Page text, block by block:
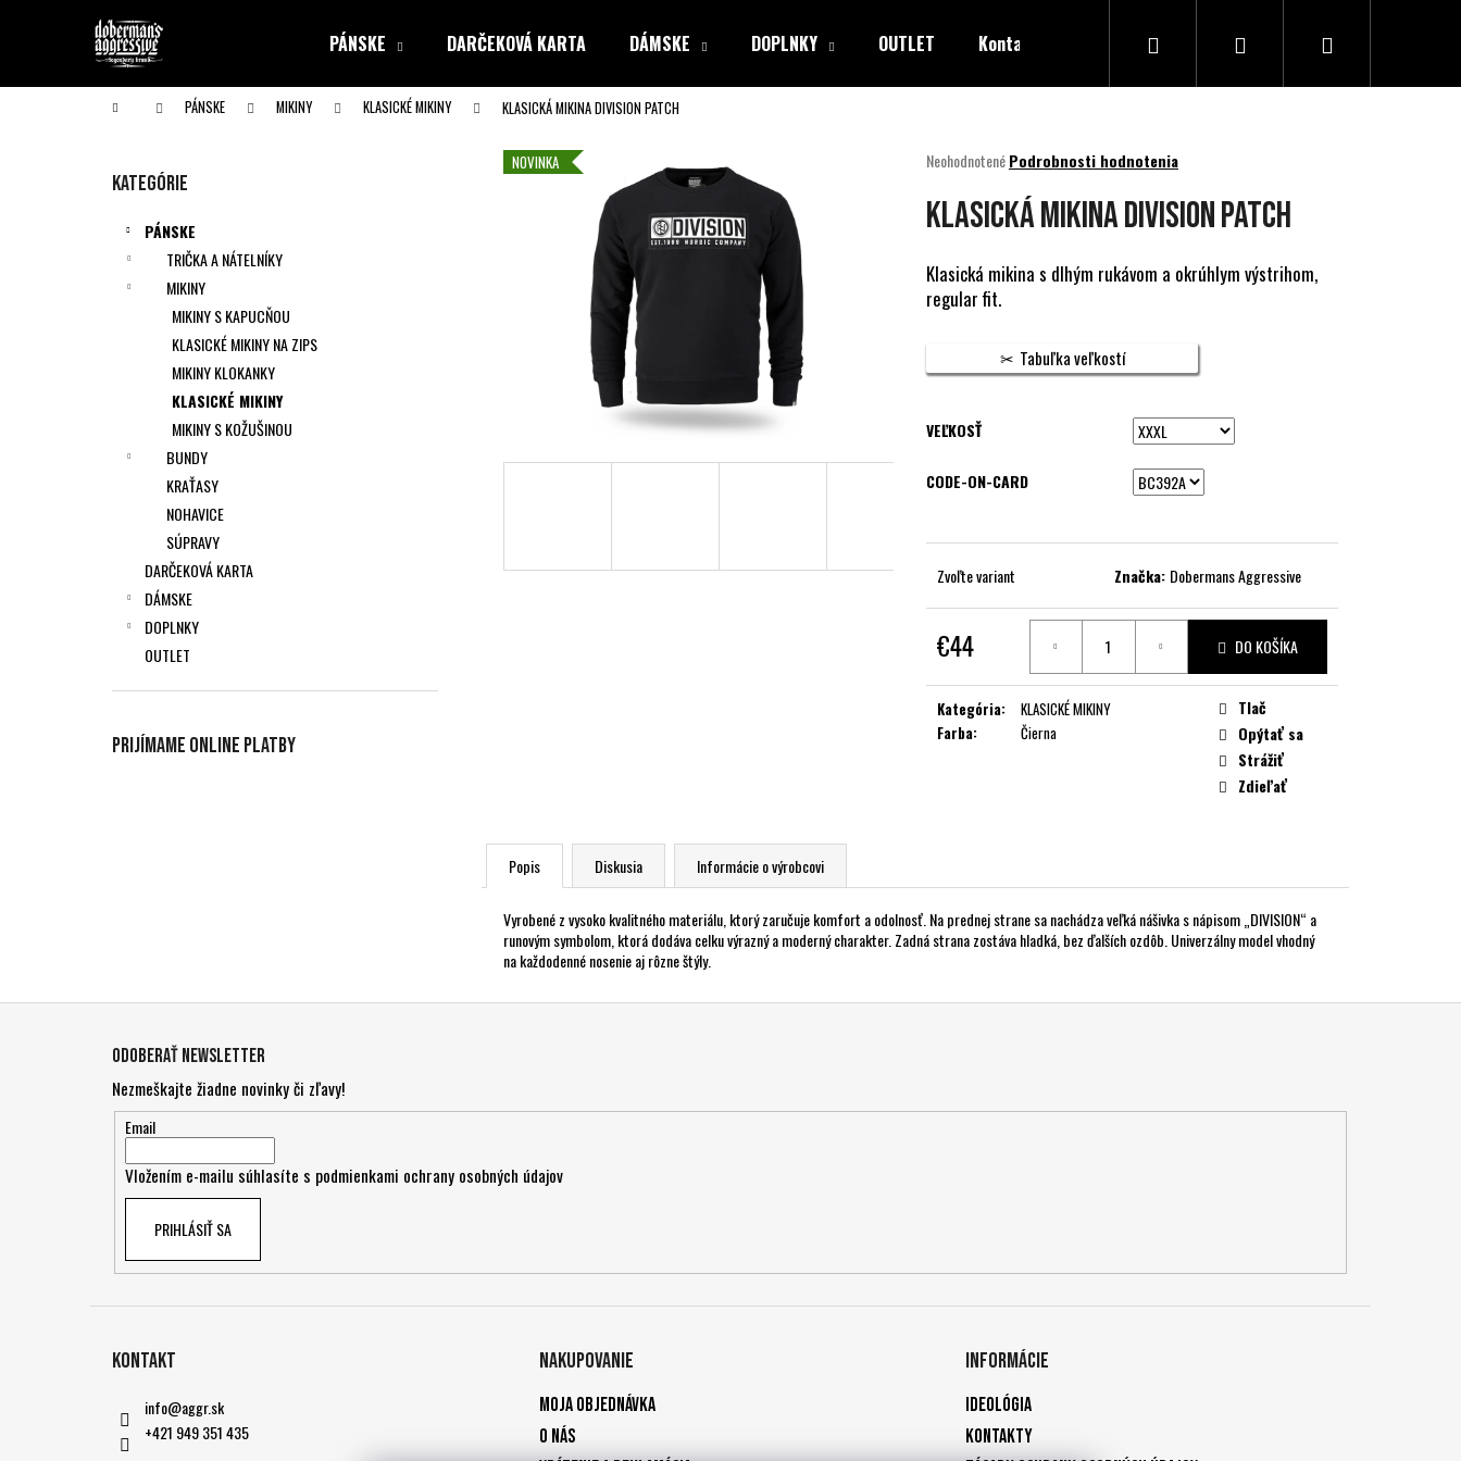
PÁNSKE DARČEKOVÁ KARTA DÁMSKE DOPLNKY OUTLET Kontakty Hľadať PrihlásenieNákupný
Domov PÁNSKE MIKINY KLASICKÉ MIKINY KLASICKÁ MIKINA DIVISION PATCH
Preskočiť
Kategórie
PÁNSKE
TRIČKA A NÁTELNÍKY
MIKINY
MIKINY S KAPUCŇOU
KLASICKÉ MIKINY NA ZIPS
MIKINY KLOKANKY
KLASICKÉ MIKINY
MIKINY S KOŽUŠINOU
BUNDY
KRAŤASY
NOHAVICE
SÚPRAVY
DARČEKOVÁ KARTA
DÁMSKE
DOPLNKY
OUTLET
Prijímame online platby
Priemerné
produktu
je
z
5
hviezdičiek.
NeohodnotenéPodrobnosti hodnotenia
KLASICKÁ MIKINA DIVISION PATCH
Klasická mikina s dlhým rukávom a okrúhlym výstrihom,
regular fit.
Tabuľka veľkostí
VEĽKOSŤ
CODE-ON-CARD
Zvoľte variant Značka: Dobermans Aggressive
€44
cena:
DO KOŠÍKA
Kategória:
KLASICKÉ MIKINY
Farba: Čierna
Tlač
Opýtať sa
Strážiť
Zdieľať
NOVINKA
Popis Diskusia Informácie o výrobcovi
Vyrobené z vysoko kvalitného materiálu, ktorý zaručuje komfort a odolnosť. Na prednej strane sa nachádza veľká nášivka s nápisom „DIVISION“ a
runovým symbolom, ktorá dodáva celku výrazný a moderný charakter. Zadná strana zostáva hladká, bez ďalších ozdôb. Univerzálny model vhodný
na každodenné nosenie aj rôzne štýly.
í
Späť
do obchodu
Späť
do obchodu
Čo potrebujete nájsť?
Odporúčame
Odoberať newsletter
Nezmeškajte žiadne novinky či zľavy!
Email
Vložením e-mailu súhlasíte s podmienkami ochrany osobných údajov
PRIHLÁSIŤ SA
Kontakt
info@aggr.sk
+421 949 351 435
Nakupovanie
Moja objednávka
O nás
Informácie
Ideológia
Kontakty